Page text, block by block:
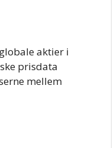
aktier i
prisdata
mellem